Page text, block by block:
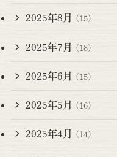
2025年8月 (15)
2025年7月 (18)
2025年6月 (15)
2025年5月 (16)
2025年4月 (14)